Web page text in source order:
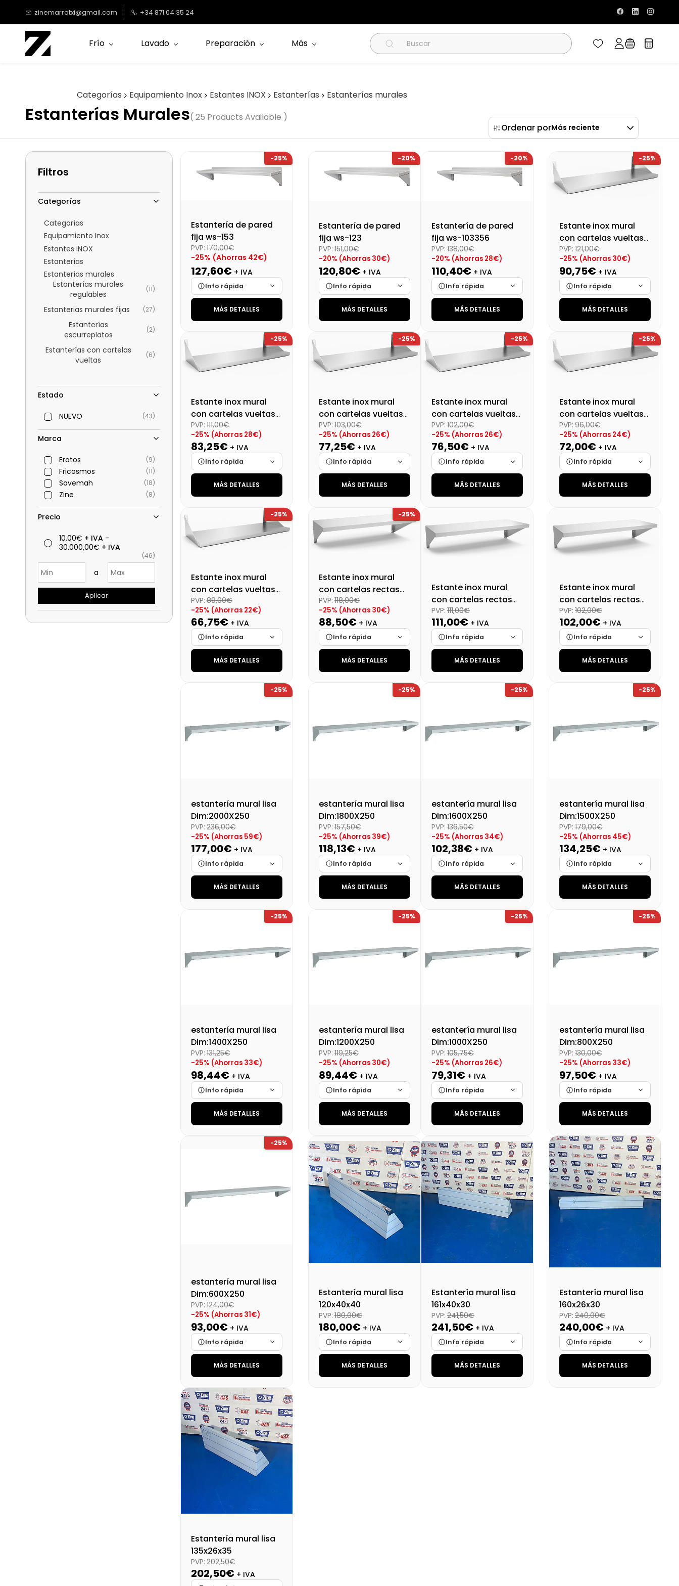
contenido
principal
zinemarratxi@gmail.com +34 871 04 35 24
Frío Lavado Preparación Más
Categorías Equipamiento Inox Estantes INOX Estanterías Estanterías murales
Estanterías Murales( 25 Products Available )
Ordenar porMás reciente
Filtros
Categorías
Categorías
Equipamiento Inox
Estantes INOX
Estanterías
Estanterías murales
Estanterías murales
regulables
(11)
Estanterias murales fijas (27)
Estanterías
escurreplatos
(2)
Estanterías con cartelas
vueltas
(6)
Estado
NUEVO (43)
Marca
Eratos (9)
Fricosmos (11)
Savemah (18)
Zine (8)
Precio
10,00€ + IVA -
30.000,00€ + IVA
(46)
a
Aplicar
-25%
Estantería de pared
fija ws-153
PVP: 170,00€
-25% (Ahorras 42€)
127,60€ + IVA
Info rápida
Marca
Cargando…
Cargando…
Precio final (+21%)
154,40 €
MÁS DETALLES
-20%
Estantería de pared
fija ws-123
PVP: 151,00€
-20% (Ahorras 30€)
120,80€ + IVA
Info rápida
Marca
Cargando…
Cargando…
Precio final (+21%)
146,17 €
MÁS DETALLES
-20%
Estantería de pared
fija ws-103356
PVP: 138,00€
-20% (Ahorras 28€)
110,40€ + IVA
Info rápida
Marca
Cargando…
Cargando…
Precio final (+21%)
133,58 €
MÁS DETALLES
-25%
Estante inox mural
con cartelas vueltas
140x40 cm
PVP: 121,00€
-25% (Ahorras 30€)
90,75€ + IVA
Info rápida
Marca
Cargando…
Cargando…
Precio final (+21%)
109,81 €
MÁS DETALLES
-25%
Estante inox mural
con cartelas vueltas
100x40 cm
PVP: 111,00€
-25% (Ahorras 28€)
83,25€ + IVA
Info rápida
Marca
Cargando…
Cargando…
Precio final (+21%)
100,73 €
MÁS DETALLES
-25%
Estante inox mural
con cartelas vueltas
80x40 cm
PVP: 103,00€
-25% (Ahorras 26€)
77,25€ + IVA
Info rápida
Marca
Cargando…
Disponibilidad
Cargando…
Precio final (+21%)
93,47 €
MÁS DETALLES
-25%
Estante inox mural
con cartelas vueltas
60x40 cm
PVP: 102,00€
-25% (Ahorras 26€)
76,50€ + IVA
Info rápida
Marca
Cargando…
Precio final (+21%) 92,57 €
MÁS DETALLES
-25%
Estante inox mural
con cartelas vueltas
100x30 cm
PVP: 96,00€
-25% (Ahorras 24€)
72,00€ + IVA
Info rápida
Marca
Cargando…
Precio final (+21%) 87,12 €
MÁS DETALLES
-25%
Estante inox mural
con cartelas vueltas
80x30 cm
PVP: 89,00€
-25% (Ahorras 22€)
66,75€ + IVA
Info rápida
Marca
Cargando…
Cargando…
MÁS DETALLES
-25%
Estante inox mural
con cartelas rectas
120x40 cm
PVP: 118,00€
-25% (Ahorras 30€)
88,50€ + IVA
Info rápida
Marca
Cargando…
Cargando…
MÁS DETALLES
Estante inox mural
con cartelas rectas
100x40 cm
PVP: 111,00€
111,00€ + IVA
Info rápida
Marca
Cargando…
Cargando…
MÁS DETALLES
Estante inox mural
con cartelas rectas
60x40 cm
PVP: 102,00€
102,00€ + IVA
Info rápida
Marca
Cargando…
Cargando…
MÁS DETALLES
-25%
estantería mural lisa
Dim:2000X250
PVP: 236,00€
-25% (Ahorras 59€)
177,00€ + IVA
Info rápida
Marca
Cargando…
Cargando…
MÁS DETALLES
-25%
estantería mural lisa
Dim:1800X250
PVP: 157,50€
-25% (Ahorras 39€)
118,13€ + IVA
Info rápida
Marca
Cargando…
Cargando…
MÁS DETALLES
-25%
estantería mural lisa
Dim:1600X250
PVP: 136,50€
-25% (Ahorras 34€)
102,38€ + IVA
Info rápida
Marca
Cargando…
Cargando…
MÁS DETALLES
-25%
estantería mural lisa
Dim:1500X250
PVP: 179,00€
-25% (Ahorras 45€)
134,25€ + IVA
Info rápida
Marca
Cargando…
Cargando…
MÁS DETALLES
-25%
estantería mural lisa
Dim:1400X250
PVP: 131,25€
-25% (Ahorras 33€)
98,44€ + IVA
Info rápida
Marca
Cargando…
Cargando…
MÁS DETALLES
-25%
estantería mural lisa
Dim:1200X250
PVP: 119,25€
-25% (Ahorras 30€)
89,44€ + IVA
Info rápida
Marca
Cargando…
Disponibilidad
Cargando…
Precio final (+21%)
108,22 €
MÁS DETALLES
-25%
estantería mural lisa
Dim:1000X250
PVP: 105,75€
-25% (Ahorras 26€)
79,31€ + IVA
Info rápida
Marca
Cargando…
DisponibilidadCargando…
Precio final (+21%)95,97 €
MÁS DETALLES
-25%
estantería mural lisa
Dim:800X250
PVP: 130,00€
-25% (Ahorras 33€)
97,50€ + IVA
Info rápida
Marca
Cargando…
Disponibilidad
Cargando…
Precio final (+21%)117,98 €
MÁS DETALLES
-25%
estantería mural lisa
Dim:600X250
PVP: 124,00€
-25% (Ahorras 31€)
93,00€ + IVA
Info rápida
Marca
Cargando…
DisponibilidadCargando…
Precio final (+21%)
112,53 €
MÁS DETALLES
Estantería mural lisa
120x40x40
PVP: 180,00€
180,00€ + IVA
Info rápida
Marca
Cargando…
MÁS DETALLES
Estantería mural lisa
161x40x30
PVP: 241,50€
241,50€ + IVA
Info rápida
Marca
Cargando…
MÁS DETALLES
Estantería mural lisa
160x26x30
PVP: 240,00€
240,00€ + IVA
Info rápida
Marca
Cargando…
MÁS DETALLES
Estantería mural lisa
135x26x35
PVP: 202,50€
202,50€ + IVA